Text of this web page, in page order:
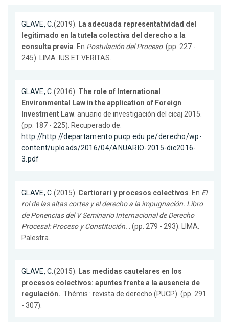
GLAVE, C.(2019). La adecuada representatividad del
legitimado en la tutela colectiva del derecho a la
consulta previa. En Postulación del Proceso. (pp. 227 -
245). LIMA. IUS ET VERITAS.
GLAVE, C.(2016). The role of International
Environmental Law in the application of Foreign
Investment Law. anuario de investigación del cicaj 2015.
(pp. 187 - 225). Recuperado de:
http://http://departamento.pucp.edu.pe/derecho/wp-
content/uploads/2016/04/ANUARIO-2015-dic2016-
3.pdf
GLAVE, C.(2015). Certiorari y procesos colectivos. En El
rol de las altas cortes y el derecho a la impugnación. Libro
de Ponencias del V Seminario Internacional de Derecho
Procesal: Proceso y Constitución. . (pp. 279 - 293). LIMA.
Palestra.
GLAVE, C.(2015). Las medidas cautelares en los
procesos colectivos: apuntes frente a la ausencia de
regulación.. Thémis : revista de derecho (PUCP). (pp. 291
- 307).